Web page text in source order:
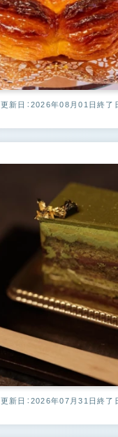
更新日：2026年08月01日終了
更新日：2026年07月31日終了